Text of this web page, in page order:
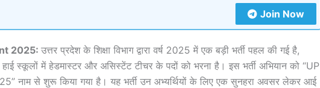
Join Now
2025: उत्तर प्रदेश के शिक्षा विभाग द्वारा वर्ष 2025 में एक बड़ी भर्ती पहल की गई है,
हाई स्कूलों में हेडमास्टर और असिस्टेंट टीचर के पदों को भरना है। इस भर्ती अभियान को “UP
से शुरू किया गया है। यह भर्ती उन अभ्यर्थियों के लिए एक सुनहरा अवसर लेकर आई